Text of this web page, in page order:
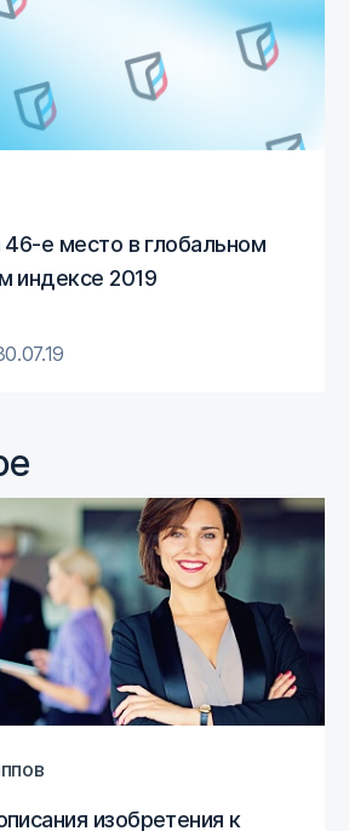
46-е место в глобальном
индексе 2019
изобретения к